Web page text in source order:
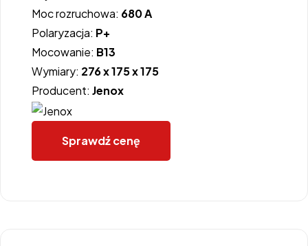
Moc rozruchowa: 680 A
Polaryzacja: P+
Mocowanie: B13
Wymiary: 276 x 175 x 175
Producent: Jenox
Sprawdź cenę